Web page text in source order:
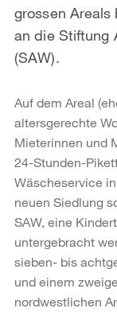
grossen Areals
an die Stiftung
(SAW).
Auf dem Areal
altersgerechte
Mieterinnen und
24-Stunden-
Wäscheservice
neuen Siedlung
SAW, eine
untergebracht
sieben- bis
und einem
nordwestlichen